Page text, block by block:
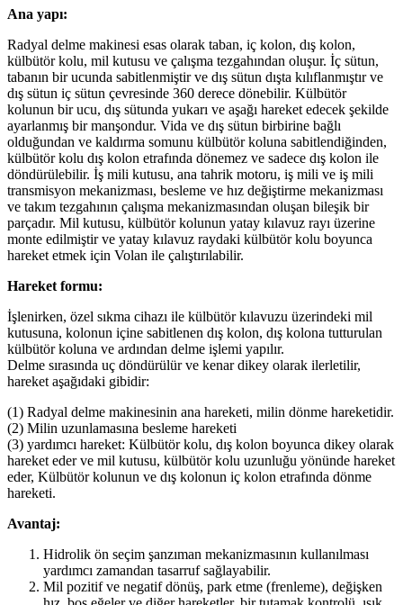
Ana yapı:
Radyal delme makinesi esas olarak taban, iç kolon, dış kolon,
külbütör kolu, mil kutusu ve çalışma tezgahından oluşur. İç sütun,
tabanın bir ucunda sabitlenmiştir ve dış sütun dışta kılıflanmıştır ve
dış sütun iç sütun çevresinde 360 derece dönebilir. Külbütör
kolunun bir ucu, dış sütunda yukarı ve aşağı hareket edecek şekilde
ayarlanmış bir manşondur. Vida ve dış sütun birbirine bağlı
olduğundan ve kaldırma somunu külbütör koluna sabitlendiğinden,
külbütör kolu dış kolon etrafında dönemez ve sadece dış kolon ile
döndürülebilir. İş mili kutusu, ana tahrik motoru, iş mili ve iş mili
transmisyon mekanizması, besleme ve hız değiştirme mekanizması
ve takım tezgahının çalışma mekanizmasından oluşan bileşik bir
parçadır. Mil kutusu, külbütör kolunun yatay kılavuz rayı üzerine
monte edilmiştir ve yatay kılavuz raydaki külbütör kolu boyunca
hareket etmek için Volan ile çalıştırılabilir.
Hareket formu:
İşlenirken, özel sıkma cihazı ile külbütör kılavuzu üzerindeki mil
kutusuna, kolonun içine sabitlenen dış kolon, dış kolona tutturulan
külbütör koluna ve ardından delme işlemi yapılır.
Delme sırasında uç döndürülür ve kenar dikey olarak ilerletilir,
hareket aşağıdaki gibidir:
(1) Radyal delme makinesinin ana hareketi, milin dönme hareketidir.
(2) Milin uzunlamasına besleme hareketi
(3) yardımcı hareket: Külbütör kolu, dış kolon boyunca dikey olarak
hareket eder ve mil kutusu, külbütör kolu uzunluğu yönünde hareket
eder, Külbütör kolunun ve dış kolonun iç kolon etrafında dönme
hareketi.
Avantaj:
Hidrolik ön seçim şanzıman mekanizmasının kullanılması
yardımcı zamandan tasarruf sağlayabilir.
Mil pozitif ve negatif dönüş, park etme (frenleme), değişken